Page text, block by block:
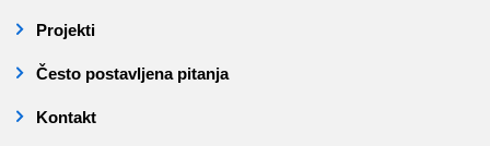
Projekti
Često postavljena pitanja
Kontakt